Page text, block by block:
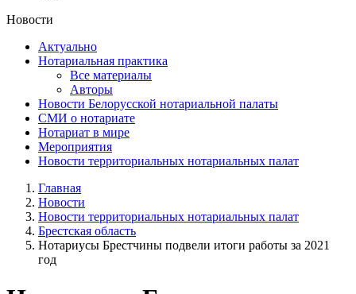
Новости
Актуально
Нотариальная практика
Все материалы
Авторы
Новости Белорусской нотариальной палаты
СМИ о нотариате
Нотариат в мире
Мероприятия
Новости территориальных нотариальных палат
Главная
Новости
Новости территориальных нотариальных палат
Брестская область
Нотариусы Брестчины подвели итоги работы за 2021
год